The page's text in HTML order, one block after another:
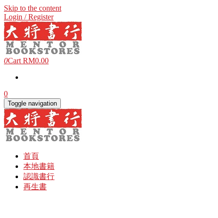
Skip to the content
Login / Register
0Cart RM0.00
0
Toggle navigation
首頁
本地書籍
認識書行
再生書